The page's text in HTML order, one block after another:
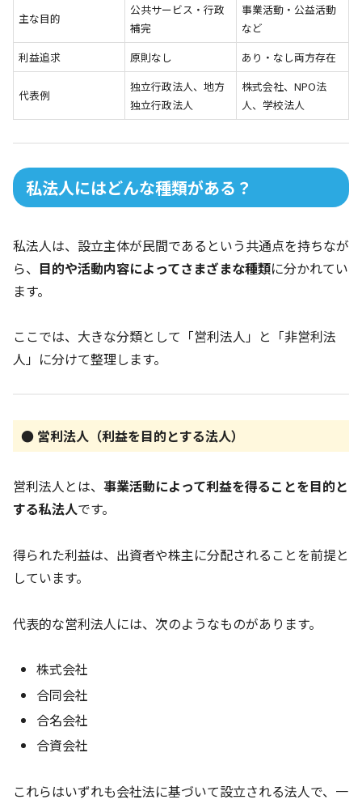
主な目的
公共サービス・行政
補完
事業活動・公益活動
など
利益追求
原則なし あり・なし両方存在
代表例
独立行政法人、地方
独立行政法人
株式会社、NPO法
人、学校法人
私法人にはどんな種類がある？
私法人は、設立主体が民間であるという共通点を持ちなが
ら、 目的や活動内容によってさまざまな種類に分かれてい
ます。
ここでは、大きな分類として「営利法人」と「非営利法
人」に分けて整理します。
● 営利法人（利益を目的とする法人）
営利法人とは、 事業活動によって利益を得ることを目的と
する私法人です。
得られた利益は、出資者や株主に分配されることを前提と
しています。
代表的な営利法人には、次のようなものがあります。
株式会社
合同会社
合名会社
合資会社
これらはいずれも会社法に基づいて設立される法人で、一